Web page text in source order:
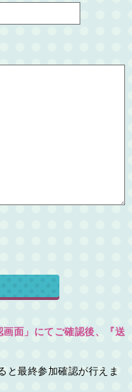
画面」にてご確認後、『送
と最終参加確認が行えま